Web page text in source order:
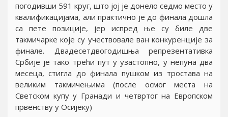
погодивши 591 круг, што jоj jе донело седмо место у
квалификациjама, али практично jе до финала дошла
са пете позициjе, jер испред ње су биле две
такмичарке коjе су учествовале ван конкуренциjе за
финале. Двадесетдвогодишња репрезентативка
Србиjе jе тако трећи пут у узастопно, у непуна два
месеца, стигла до финала пушком из тростава на
великим такмичењима (после осмог места на
Светском купу у Гранади и четвртог на Европском
првенству у Осиjеку)